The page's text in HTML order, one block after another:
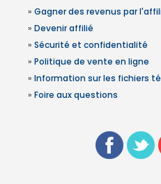
» Gagner des revenus par
» Devenir affilié
» Sécurité et confidentialité
» Politique de vente en ligne
» Information sur les fichiers
» Foire aux questions